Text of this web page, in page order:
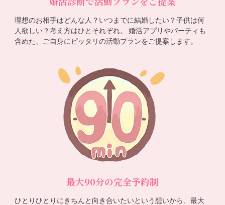
理想のお相手はどんな人？いつまでに結婚したい？子供は何
人欲しい？考え方はひとそれぞれ。 婚活アプリやパーティも
含めた、ご自身にピッタリの活動プランをご提案します。
最大90分の完全予約制
ひとりひとりにきちんと向き合いたいという想いから、最大